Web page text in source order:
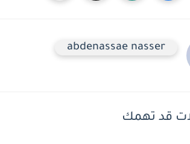
abdenassae nasser
قد تهمك